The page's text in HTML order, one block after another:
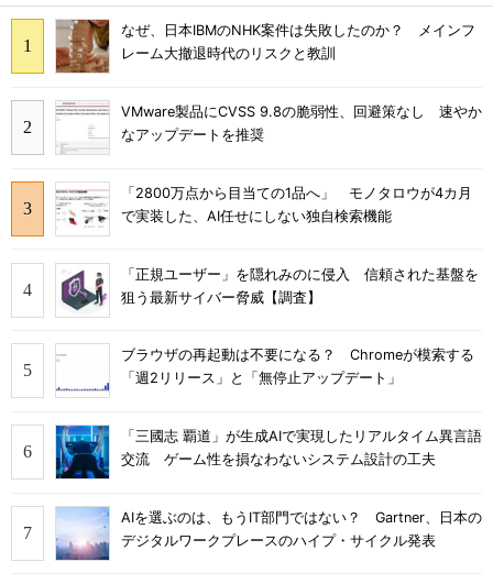
なぜ、日本IBMのNHK案件は失敗したのか？ メインフ
レーム大撤退時代のリスクと教訓
VMware製品にCVSS 9.8の脆弱性、回避策なし 速やか
なアップデートを推奨
「2800万点から目当ての1品へ」 モノタロウが4カ月
で実装した、AI任せにしない独自検索機能
「正規ユーザー」を隠れみのに侵入 信頼された基盤を
狙う最新サイバー脅威【調査】
ブラウザの再起動は不要になる？ Chromeが模索する
「週2リリース」と「無停止アップデート」
「三國志 覇道」が生成AIで実現したリアルタイム異言語
交流 ゲーム性を損なわないシステム設計の工夫
AIを選ぶのは、もうIT部門ではない？ Gartner、日本の
デジタルワークプレースのハイプ・サイクル発表